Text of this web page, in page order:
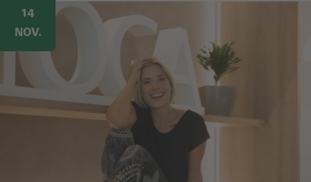
Image
14
NOV.